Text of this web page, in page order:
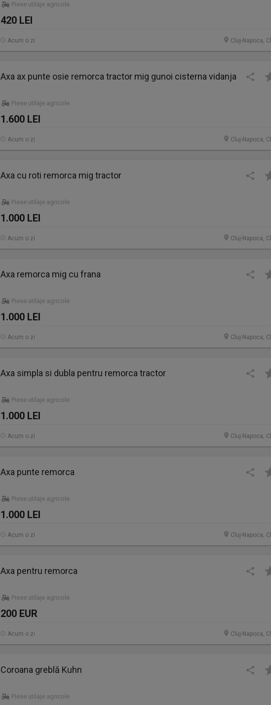
Piese utilaje agricole
420 LEI
Cluj-Napoca,
Acum o zi
Axa ax punte osie remorca tractor mig gunoi cisterna vidanja
Piese utilaje agricole
1.600 LEI
Cluj-Napoca,
Acum o zi
Axa cu roti remorca mig tractor
Piese utilaje agricole
1.000 LEI
Cluj-Napoca,
Acum o zi
Axa remorca mig cu frana
Piese utilaje agricole
1.000 LEI
Cluj-Napoca,
Acum o zi
Axa simpla si dubla pentru remorca tractor
Piese utilaje agricole
1.000 LEI
Cluj-Napoca,
Acum o zi
Axa punte remorca
Piese utilaje agricole
1.000 LEI
Cluj-Napoca,
Acum o zi
Axa pentru remorca
Piese utilaje agricole
200 EUR
Cluj-Napoca,
Acum o zi
Coroana greblă Kuhn
Piese utilaje agricole